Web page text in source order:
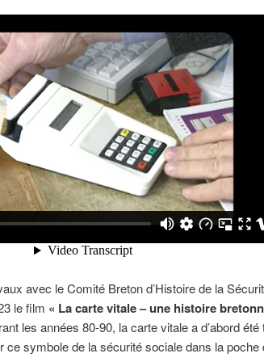
avec le Comité Breton d’Histoire de la
le film « La carte vitale – une histoire
les années 80-90, la carte vitale a d’abord été
ce symbole de la sécurité sociale dans la poche